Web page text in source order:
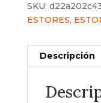
SKU:
ESTORES,
Descripción